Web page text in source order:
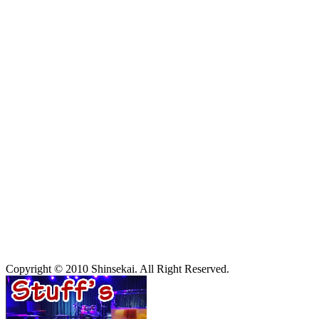
Copyright © 2010 Shinsekai. All Right Reserved.